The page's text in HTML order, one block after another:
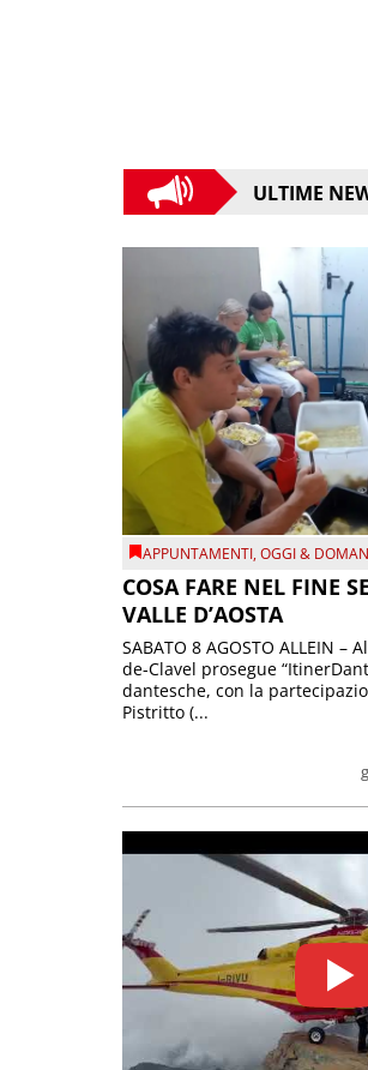
ULTIME
APPUNTAMENTI,OGGI &
COSA FARE NEL FINE
VALLE D’AOSTA
SABATO 8 AGOSTO ALLEIN –
de-Clavel prosegue
dantesche, con la
Pistritto (...